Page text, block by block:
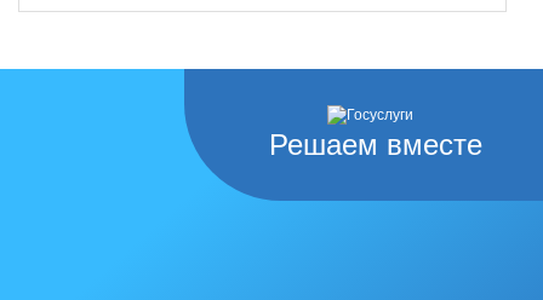
Решаем вместе